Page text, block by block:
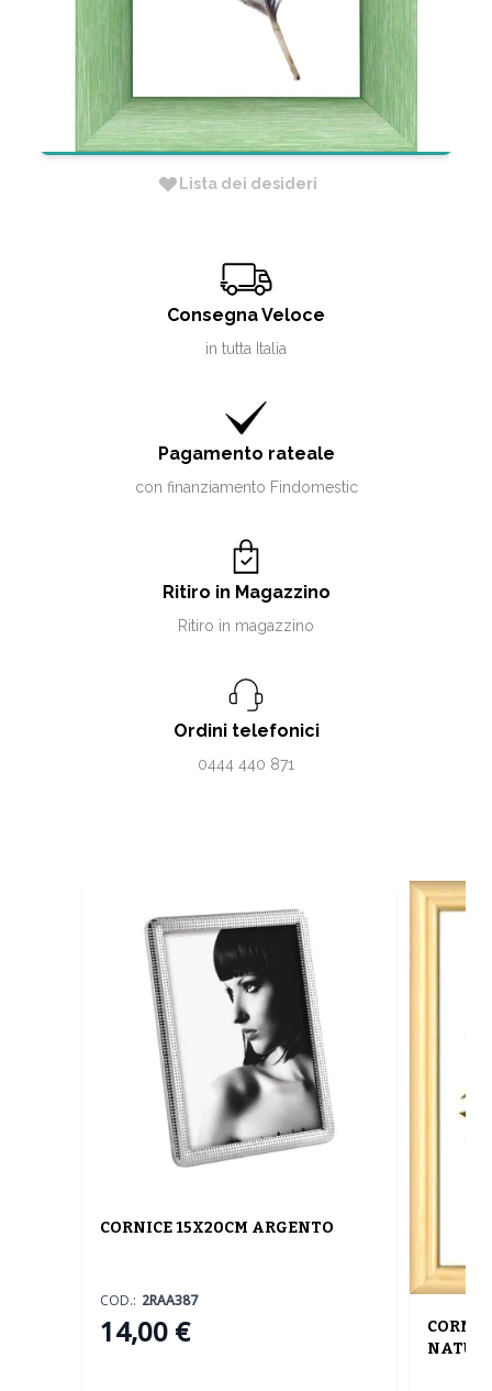
Non Disponibile
RICHIEDI INFORMAZIONI
Lista dei desideri
Consegna Veloce
in tutta Italia
Pagamento rateale
con finanziamento Findomestic
Ritiro in Magazzino
Ritiro in magazzino
Ordini telefonici
0444 440 871
CORNICE 15X20CM ARGENTO
14,00 €
COD.: 2RAA387